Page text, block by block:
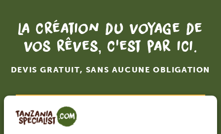
La création du voyage de
vos rêves, c'est par ici.
DEVIS GRATUIT, SANS AUCUNE OBLIGATION
RECEVOIR UNE OFFRE SUR MESURE